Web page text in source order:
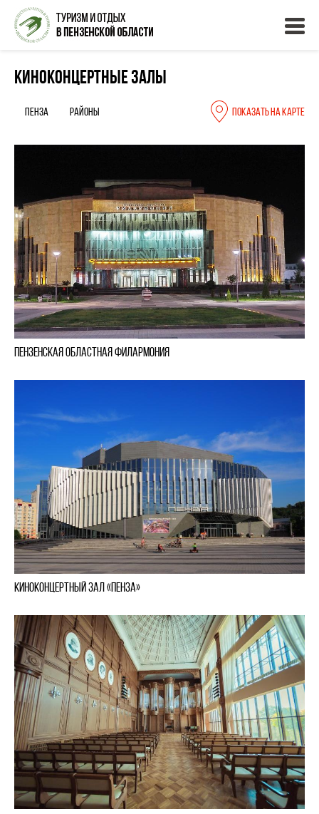
Киноконцертные залы
Пенза Районы Показать на карте
Пензенская Областная Филармония
Киноконцертный зал «Пенза»